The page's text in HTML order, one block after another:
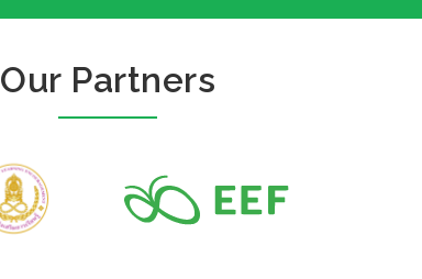
Our Partners